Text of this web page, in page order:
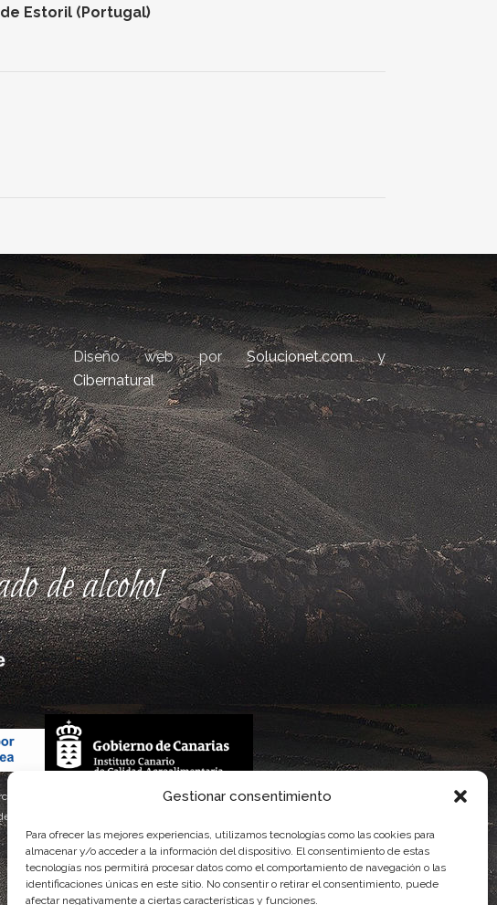
Gestionar consentimiento
Para ofrecer las mejores experiencias, utilizamos tecnologías como las cookies para
almacenar y/o acceder a la información del dispositivo. El consentimiento de estas
tecnologías nos permitirá procesar datos como el comportamiento de navegación o las
identificaciones únicas en este sitio. No consentir o retirar el consentimiento, puede
afectar negativamente a ciertas características y funciones.
Estoril (Portugal)
Diseño web porSolucionet.comy
Cibernatural
de alcohol
por el Gobierno de Canarias
Calidad Agroalimentaria